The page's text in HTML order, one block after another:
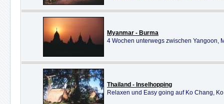
Myanmar - Burma
4 Wochen unterwegs zwischen Yangoon,
Thailand - Inselhopping
Relaxen und Easy going auf Ko Chang,